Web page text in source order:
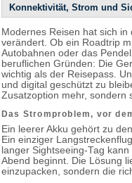
Konnektivität, Strom und
Modernes Reisen hat sich
verändert. Ob ein Roadtrip
Autobahnen oder das
beruflichen Gründen: Die
wichtig als der Reisepass.
und digital geschützt zu
Zusatzoption mehr, sondern
Das Stromproblem, vor
Ein leerer Akku gehört zu
Ein einziger
langer Sightseeing-Tag
Abend beginnt. Die Lösung
einzupacken, sondern die